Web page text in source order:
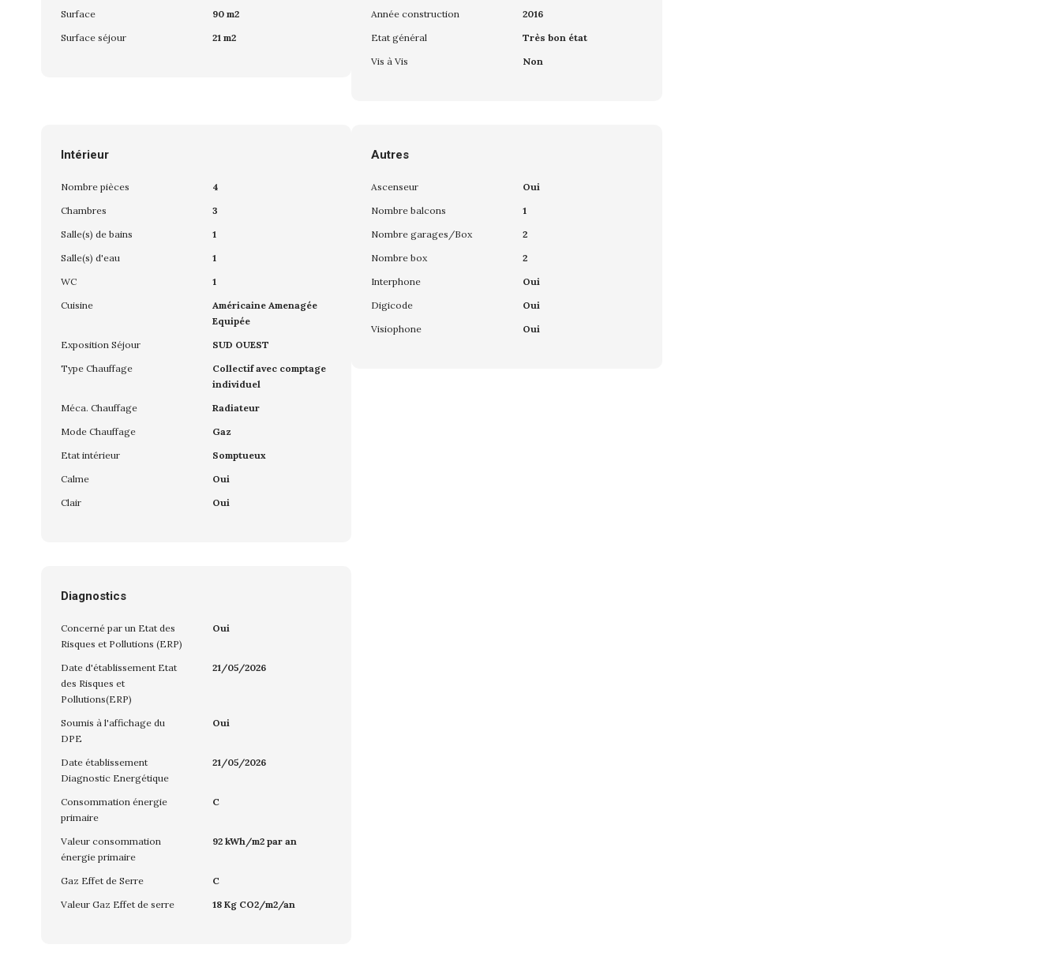
Surface
90 m2
Surface séjour
21 m2
Année construction
2016
Etat général
Très bon état
Vis à Vis
Non
Intérieur
Nombre pièces
4
Chambres
3
Salle(s) de bains
1
Salle(s) d'eau
1
WC
1
Cuisine
Américaine Amenagée
Equipée
Exposition Séjour
SUD OUEST
Type Chauffage
Collectif avec comptage
individuel
Méca. Chauffage
Radiateur
Mode Chauffage
Gaz
Etat intérieur
Somptueux
Calme
Oui
Clair
Oui
Autres
Ascenseur
Oui
Nombre balcons
1
Nombre garages/Box
2
Nombre box
2
Interphone
Oui
Digicode
Oui
Visiophone
Oui
Diagnostics
Concerné par un Etat des
Risques et Pollutions (ERP)
Oui
Date d'établissement Etat
des Risques et
Pollutions(ERP)
21/05/2026
Soumis à l'affichage du
DPE
Oui
Date établissement
Diagnostic Energétique
21/05/2026
Consommation énergie
primaire
C
Valeur consommation
énergie primaire
92 kWh/m2 par an
Gaz Effet de Serre
C
Valeur Gaz Effet de serre
18 Kg CO2/m2/an